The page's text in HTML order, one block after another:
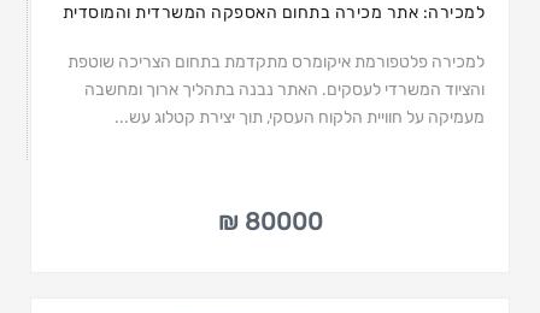
למכירה: אתר מכירה בתחום האספקה המשרדית והמוסדית
למכירה פלטפורמת איקומרס מתקדמת בתחום הצריכה שוטפת
והציוד המשרדי לעסקים. האתר נבנה בתהליך ארוך ומחשבה
מעמיקה על חוויית הלקוח העסקי, תוך יצירת קטלוג עש...
80000 ₪